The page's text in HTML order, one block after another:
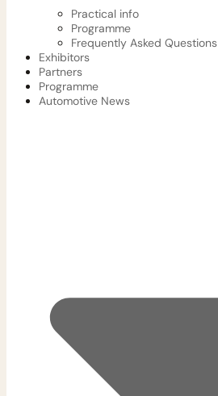
Practical info
Programme
Frequently Asked Questions
Exhibitors
Partners
Programme
Automotive News